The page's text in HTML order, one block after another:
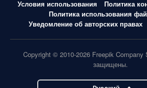
Условия использования
Политика
Политика использования
Уведомление об авторских правах
Copyright © 2010-2026 Freepik Company
защищены.